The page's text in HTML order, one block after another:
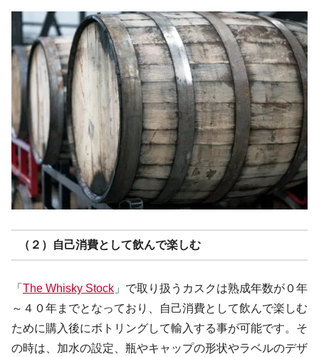
（２）自己消費として飲んで楽しむ
「 The Whisky Stock 」で取り扱うカスクは熟成年数が０年
～４０年までとなっており、自己消費として飲んで楽しむ
ために購入後にボトリングして輸入する事が可能です。そ
の時は、加水の設定、瓶やキャップの形状やラベルのデザ